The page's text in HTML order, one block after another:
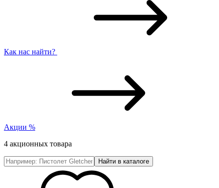
Как нас найти?
Акции %
4 акционных товара